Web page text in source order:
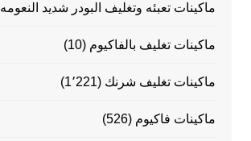
ماكينات تعبئه وتغليف البودر شديد النعومه
ماكينات تغليف بالفاكيوم (10)
ماكينات تغليف شرنك (1٬221)
ماكينات فاكيوم (526)